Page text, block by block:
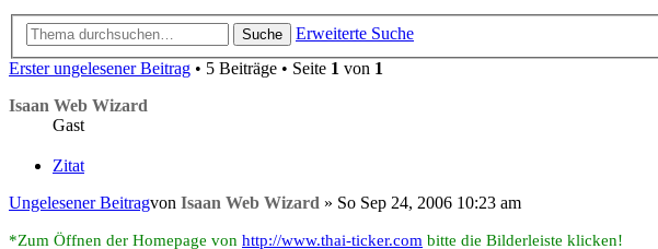
Suche
Erweiterte Suche
Erster ungelesener Beitrag • 5 Beiträge • Seite 1 von 1
Isaan Web Wizard
Gast
Zitat
Ungelesener Beitragvon Isaan Web Wizard » So Sep 24, 2006 10:23 am
*Zum Öffnen der Homepage von http://www.thai-ticker.com bitte die Bilderleiste klicken!